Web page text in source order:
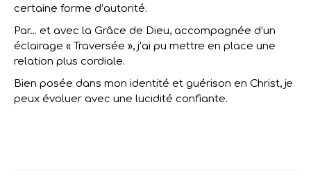
certaine forme d’autorité.
Par… et avec la Grâce de Dieu, accompagnée d’un
éclairage « Traversée », j’ai pu mettre en place une
relation plus cordiale.
Bien posée dans mon identité et guérison en Christ, je
peux évoluer avec une lucidité confiante.